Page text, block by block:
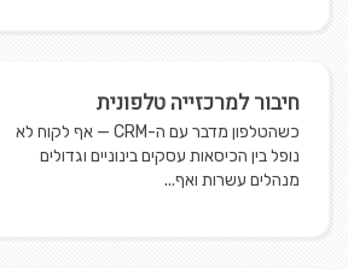
חיבור למרכזייה טלפונית
כשהטלפון מדבר עם ה-CRM — אף לקוח לא
נופל בין הכיסאות עסקים בינוניים וגדולים
מנהלים עשרות ואף...